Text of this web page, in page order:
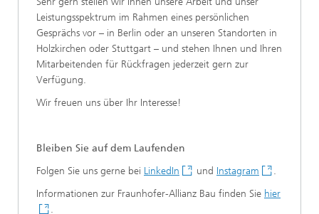
Leistungsspektrum im Rahmen eines persönlichen
Gesprächs vor – in Berlin oder an unseren Standorten in
Holzkirchen oder Stuttgart – und stehen Ihnen und Ihren
Mitarbeitenden für Rückfragen jederzeit gern zur
Verfügung.
Wir freuen uns über Ihr Interesse!
Bleiben Sie auf dem Laufenden
Folgen Sie uns gerne bei LinkedIn und Instagram
.
Informationen zur Fraunhofer-Allianz Bau finden Sie hier
.